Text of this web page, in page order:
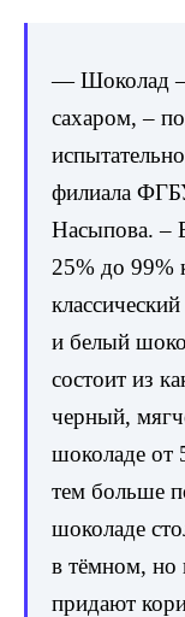
— Шоколад –
сахаром, –
филиала
Насыпова. –
25% до 99%
и белый
состоит из
черный,
шоколаде от
тем больше
шоколаде
в тёмном, но
придают